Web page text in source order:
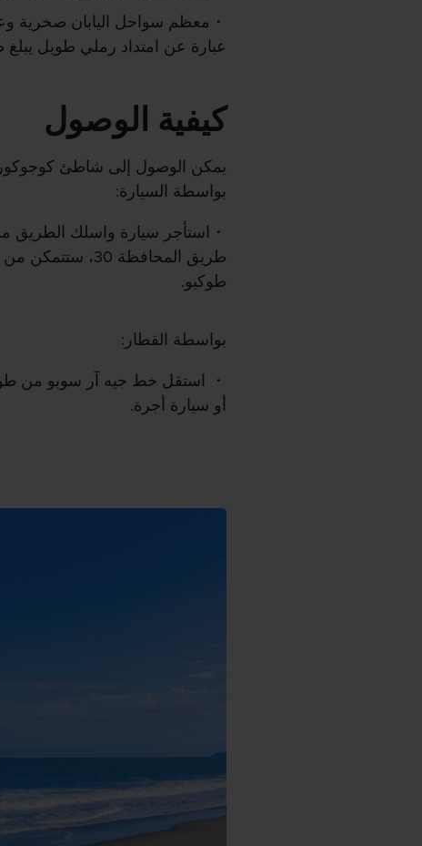
معظم سواحل اليابان صخرية
عبارة عن امتداد رملي طويل يبلغ طوله 66 كيلومترًا من
كيفية الوصول
يمكن الوصول إلى شاطئ
بواسطة السيارة:
استأجر سيارة واسلك الطريق
طريق المحافظة
طوكيو.
بواسطة القطار:
استقل خط جيه آر سوبو من
أو سيارة أجرة.